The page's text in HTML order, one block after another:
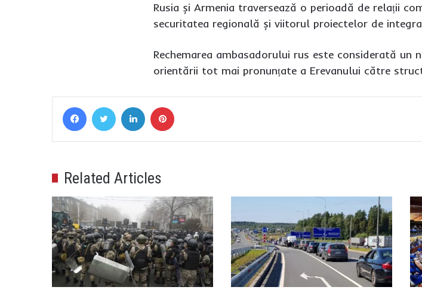
Rusia și Armenia traversează o perioadă de relații
securitatea regională și viitorul proiectelor de
Rechemarea ambasadorului rus este considerată
orientării tot mai pronunțate a Erevanului către
FacebookTwitter LinkedIn
Related Articles